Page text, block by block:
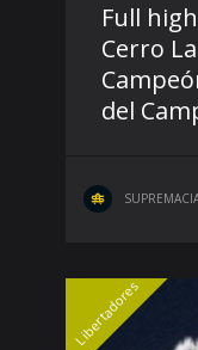
Full
Cerro
del
Libertadores